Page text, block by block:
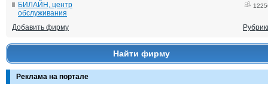
БИЛАЙН, центр
обслуживания
Добавить фирму
Найти фирму
Реклама на портале